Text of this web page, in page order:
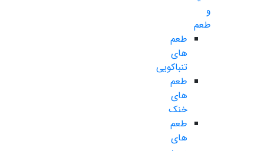
و
طعم
طعم
های
تنباکویی
طعم
های
خنک
طعم
های